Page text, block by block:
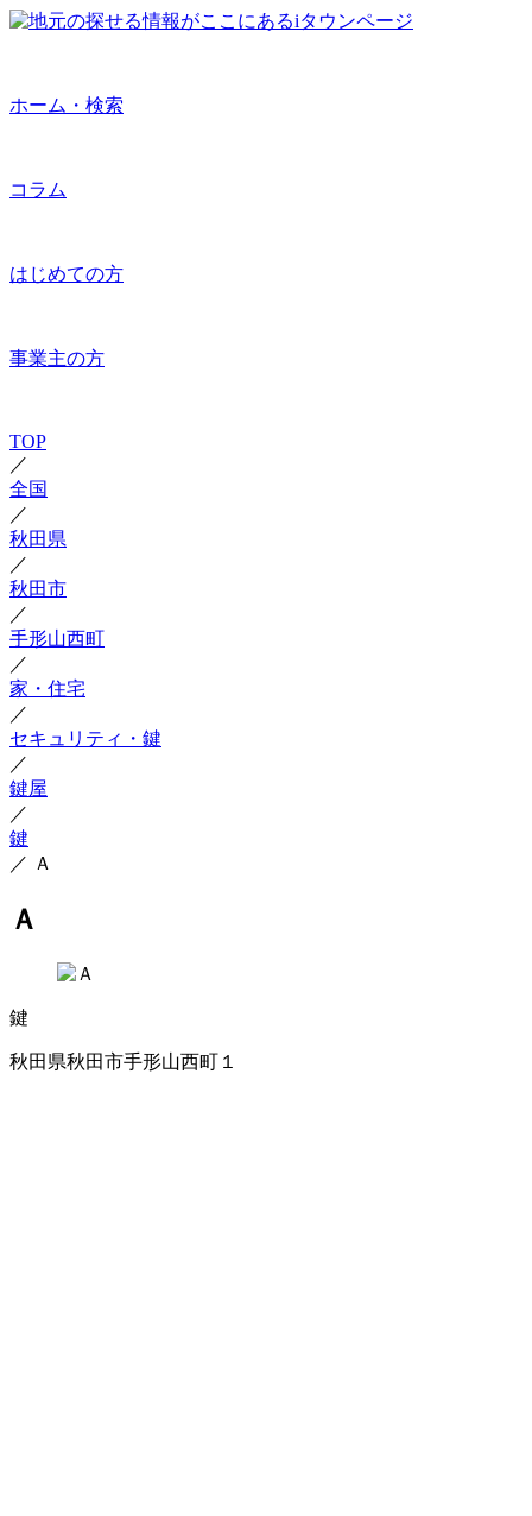
ホーム・検索
コラム
はじめての方
事業主の方
TOP
／
全国
／
秋田県
／
秋田市
／
手形山西町
／
家・住宅
／
セキュリティ・鍵
／
鍵屋
／
鍵
／ Ａ
Ａ
鍵
秋田県秋田市手形山西町１